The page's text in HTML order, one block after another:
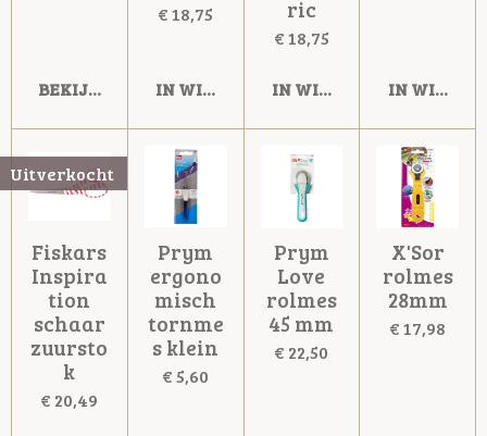
BEKIJK DETAILS
€ 18,75
IN WINKELWAGEN
ric
€ 18,75
IN WINKELWAGEN
IN
Uitverkocht
Fiskars
Inspira
tion
schaar
zuursto
k
€ 20,49
Prym
ergono
misch
tornme
s klein
€ 5,60
Prym
Love
rolmes
45 mm
€ 22,50
X'Sor
rolmes
28mm
€ 17,98